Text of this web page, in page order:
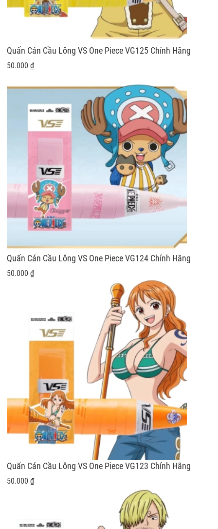
Quấn Cán Cầu Lông VS One Piece VG125 Chính Hãng
50.000 ₫
Quấn Cán Cầu Lông VS One Piece VG124 Chính Hãng
50.000 ₫
Quấn Cán Cầu Lông VS One Piece VG123 Chính Hãng
50.000 ₫